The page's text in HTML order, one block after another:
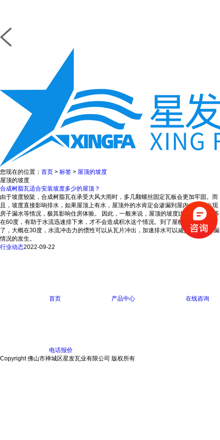
您现在的位置： 首页 > 标签 > 屋顶的坡度
屋顶的坡度
合成树脂瓦适合安装坡度多少的屋顶？
由于坡度较陡，合成树脂瓦在承受大风大雨时，多几颗螺丝固定瓦板会更加牢固。而
且，坡度直接影响排水，如果屋顶上有水，屋顶外的水肯定会渗漏到屋内，导致出现
房子漏水等情况，极其影响住房体验。 因此，一般来说，屋顶的坡度比较大，差不多
在60度，有助于水流迅速排下来，才不会造成积水这个情况。到了屋檐的坡度减缓
了，大概在30度，水流冲击力的惯性可以从瓦片冲出，加速排水可以减少80%的渗漏
情况的发生。
行业动态2022-09-22
首页 产品中心 在线咨询
电话报价
Copyright 佛山市禅城区星发瓦业有限公司 版权所有